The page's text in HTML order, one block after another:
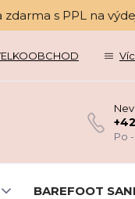
s PPL na
Po
BAREFOOT